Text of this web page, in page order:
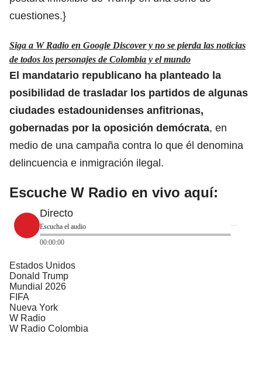
cuestiones.}
Siga a W Radio en Google Discover y no se pierda las noticias
de todos los personajes de Colombia y el mundo
El mandatario republicano ha planteado la
posibilidad de trasladar los partidos de algunas
ciudades estadounidenses anfitrionas,
gobernadas por la oposición demócrata, en
medio de una campaña contra lo que él denomina
delincuencia e inmigración ilegal.
Escuche W Radio en vivo aquí:
Directo
Escucha el audio
00:00:00
Estados Unidos
Donald Trump
Mundial 2026
FIFA
Nueva York
W Radio
W Radio Colombia